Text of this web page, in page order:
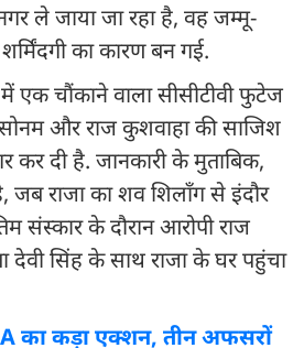
ले जाया जा रहा है, वह जम्मू-
का कारण बन गई.
एक चौंकाने वाला सीसीटीवी फुटेज
और राज कुशवाहा की साजिश
दी है. जानकारी के मुताबिक,
जब राजा का शव शिलॉंग से इंदौर
संस्कार के दौरान आरोपी राज
देवी सिंह के साथ राजा के घर पहुंचा
का कड़ा एक्शन, तीन अफसरों